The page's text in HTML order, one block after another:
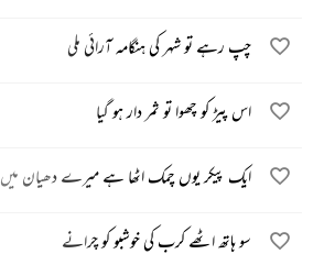
چپ رہے تو شہر کی ہنگامہ آرائی ملی
اس پیڑ کو چھوا تو ثمر دار ہو گیا
ایک پیکر یوں چمک اٹھا ہے میرے دھیان میں
سو ہاتھ اٹھے کرب کی خوشبو کو چرانے